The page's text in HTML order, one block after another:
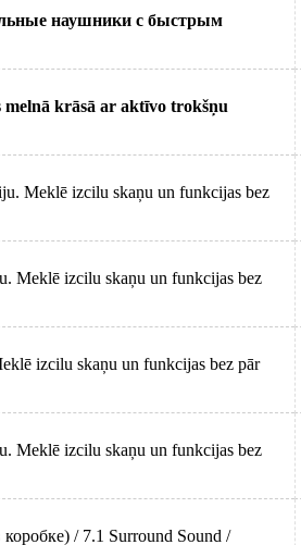
наушники с быстрым
melnā krāsā ar aktīvo trokšņu
Meklē izcilu skaņu un funkcijas bez
Meklē izcilu skaņu un funkcijas bez
izcilu skaņu un funkcijas bez pār
Meklē izcilu skaņu un funkcijas bez
/ 7.1 Surround Sound /